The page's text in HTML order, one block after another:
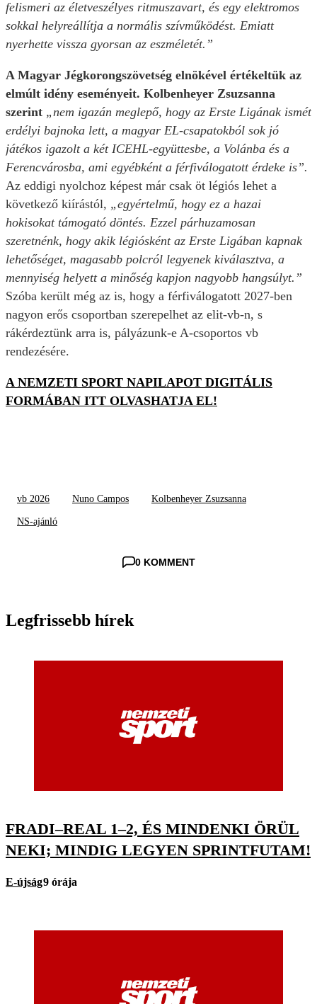
felismeri az életveszélyes ritmuszavart, és egy elektromos
sokkal helyreállítja a normális szívműködést. Emiatt
nyerhette vissza gyorsan az eszméletét.”
A Magyar Jégkorongszövetség elnökével értékeltük az
elmúlt idény eseményeit. Kolbenheyer Zsuzsanna
szerint „nem igazán meglepő, hogy az Erste Ligának ismét
erdélyi bajnoka lett, a magyar EL-csapatokból sok jó
játékos igazolt a két ICEHL-együttesbe, a Volánba és a
Ferencvárosba, ami egyébként a férfiválogatott érdeke is”.
Az eddigi nyolchoz képest már csak öt légiós lehet a
következő kiírástól, „egyértelmű, hogy ez a hazai
hokisokat támogató döntés. Ezzel párhuzamosan
szeretnénk, hogy akik légiósként az Erste Ligában kapnak
lehetőséget, magasabb polcról legyenek kiválasztva, a
mennyiség helyett a minőség kapjon nagyobb hangsúlyt.”
Szóba került még az is, hogy a férfiválogatott 2027-ben
nagyon erős csoportban szerepelhet az elit-vb-n, s
rákérdeztünk arra is, pályázunk-e A-csoportos vb
rendezésére.
A NEMZETI SPORT NAPILAPOT DIGITÁLIS
FORMÁBAN ITT OLVASHATJA EL!
vb 2026 Nuno Campos Kolbenheyer Zsuzsanna
NS-ajánló
0 KOMMENT
Legfrissebb hírek
FRADI–REAL 1–2, ÉS MINDENKI ÖRÜL
NEKI; MINDIG LEGYEN SPRINTFUTAM!
E-újság9 órája